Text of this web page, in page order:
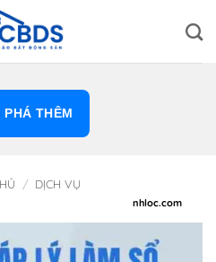
PHÁ THÊM
/ DỊCH VỤ